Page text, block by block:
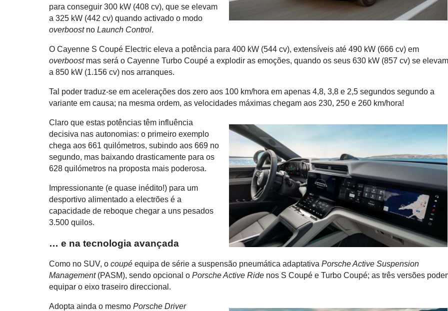
para conseguir 300 kW (408 cv), que se elevam
a 325 kW (442 cv) quando activado o modo
overboostnoLaunch Control.
O Cayenne S Coupé Electric eleva a potência para 400 kW (544 cv), extensíveis até 490 kW (666 cv) em
overboostmas será o Cayenne Turbo Coupé a explodir as emoções, quando os seus 630 kW (857 cv) se
a 850 kW (1.156 cv) nos arranques.
Tal poder traduz-se em acelerações dos zero aos 100 km/hora em apenas 4,8, 3,8 e 2,5 segundos segundo a
variante em causa; na mesma ordem, as velocidades máximas chegam aos 230, 250 e 260 km/hora!
Claro que estas potências têm influência
decisiva nas autonomias: o primeiro exemplo
chega aos 661 quilómetros, subindo aos 669 no
segundo, mas baixando drasticamente para os
628 quilómetros na proposta mais poderosa.
Impressionante (e quase inédito!) para um
desportivo alimentado a electrões é a
capacidade de reboque chegar a uns pesados
3.500 quilos.
… e na tecnologia avançada
Como no SUV, ocoupé equipa de série a suspensão pneumática adaptativaPorsche Active Suspension
Management(PASM), sendo opcional oPorsche Active Ride nos S Coupé e Turbo Coupé; as três versões
equipar o eixo traseiro direccional.
Adopta ainda o mesmoPorsche Driver